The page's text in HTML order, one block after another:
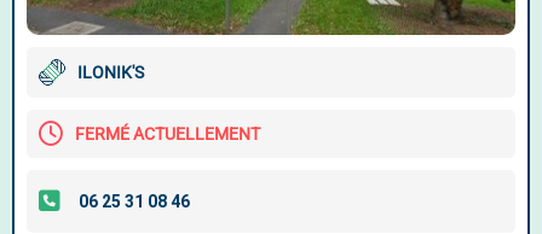
ILONIK'S
FERMÉ ACTUELLEMENT